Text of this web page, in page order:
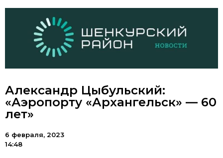
Александр Цыбульский:
«Аэропорту «Архангельск» — 60
лет»
6 февраля, 2023
14:48